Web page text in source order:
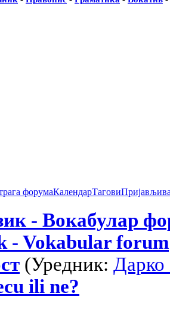
форумаКалендарТагови
- Вокабулар
- Vokabular forum
(Уредник: Дарко
ili ne?